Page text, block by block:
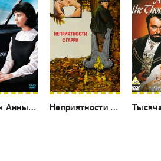
Дневник Анны Франк (1959) Неприятности с Гарри (1954)